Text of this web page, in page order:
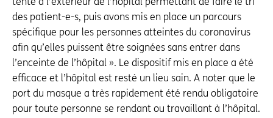
des patient-e-s, puis avons mis en place un parcours
spécifique pour les personnes atteintes du coronavirus
afin qu’elles puissent être soignées sans entrer dans
l’enceinte de l’hôpital ». Le dispositif mis en place a été
efficace et l’hôpital est resté un lieu sain. A noter que le
port du masque a très rapidement été rendu obligatoire
pour toute personne se rendant ou travaillant à l’hôpital.